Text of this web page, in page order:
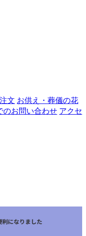
文 お供え・葬儀の花
のお問い合わせ アクセ